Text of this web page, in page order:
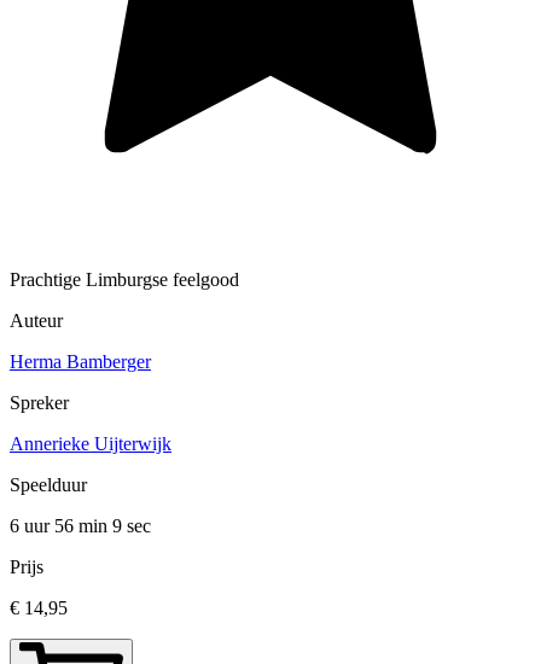
Prachtige Limburgse feelgood
Auteur
Herma Bamberger
Spreker
Annerieke Uijterwijk
Speelduur
6 uur 56 min 9 sec
Prijs
€ 14,95